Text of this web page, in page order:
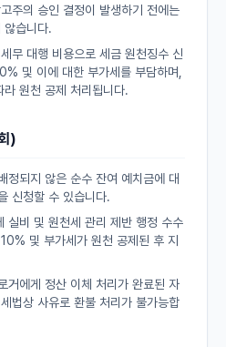
주의 승인 결정이 발생하기 전에는
않습니다.
무 대행 비용으로 세금 원천징수 신
및 이에 대한 부가세를 부담하며,
원천 공제 처리됩니다.
)
정되지 않은 순수 잔여 예치금에 대
신청할 수 있습니다.
실비 및 원천세 관리 제반 행정 수수
및 부가세가 원천 공제된 후 지
거에게 정산 이체 처리가 완료된 자
법상 사유로 환불 처리가 불가능합